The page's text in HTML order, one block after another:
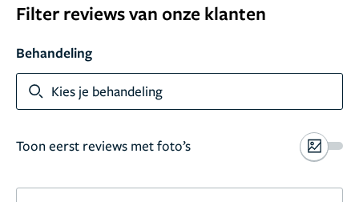
Filter reviews van onze klanten
Behandeling
Kies je behandeling
Toon eerst reviews met foto’s